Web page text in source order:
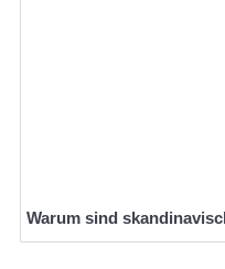
Warum sind